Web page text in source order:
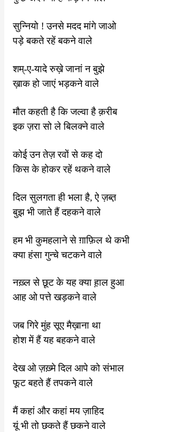
सुन्नियो ! उनसे मदद मांगे जाओ
पड़े बकते रहें बकने वाले
शम्-ए-यादे रुख़े जानां न बुझे
ख़ाक हो जाएं भड़कने वाले
मौत कहती है कि जल्वा है क़रीब
इक ज़रा सो ले बिलक्ने वाले
कोई उन तेज़ रवों से कह दो
किस के होकर रहें थकने वाले
दिल सुलगता ही भला है, ऐ ज़ब्त़
बुझ भी जाते हैं दहकने वाले
हम भी कुमहलाने से ग़ाफ़िल थे कभी
क्या हंसा गुन्चे चटकने वाले
नख़्ल से छूट के यह क्या ह़ाल हुआ
आह ओ पत्ते खड़कने वाले
जब गिरे मुंह सूए मैख़ाना था
होश में हैं यह बहकने वाले
देख ओ ज़ख़्मे दिल आपे को संभाल
फूट बहते हैं तपकने वाले
मैं कहां और कहां मय ज़ाहिद
यूं भी तो छकते हैं छकने वाले